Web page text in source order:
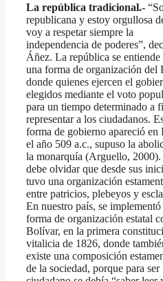
La república tradicional.-
republicana y estoy orgullosa
voy a respetar siempre la
independencia de poderes”,
Áñez. La república se entiende
una forma de organización del
donde quienes ejercen el
elegidos mediante el voto
para un tiempo determinado a
representar a los ciudadanos.
forma de gobierno apareció en
el año 509 a.c., supuso la
la monarquía (Arguello, 2000).
debe olvidar que desde sus
tuvo una organización
entre patricios, plebeyos y
En nuestro país, se implementó
forma de organización estatal
Bolívar, en la primera
vitalicia de 1826, donde
existe una composición
de la sociedad, porque para ser